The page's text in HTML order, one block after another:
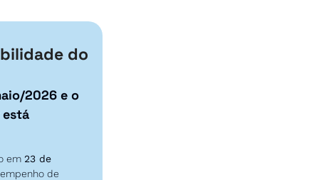
do
2026 e o
está
em 23 de
de